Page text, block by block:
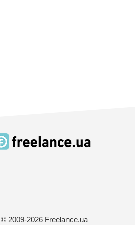
© 2009-2026 Freelance.ua